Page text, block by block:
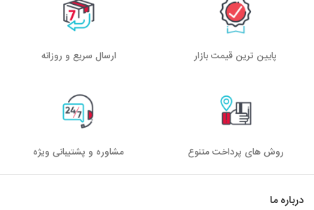
پایین ترین قیمت بازار ارسال سریع و روزانه
روش های پرداخت متنوع مشاوره و پشتیبانی ویژه
درباره ما